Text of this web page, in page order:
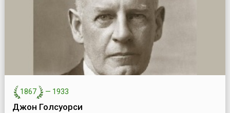
1867 — 1933
Джон Голсуорси